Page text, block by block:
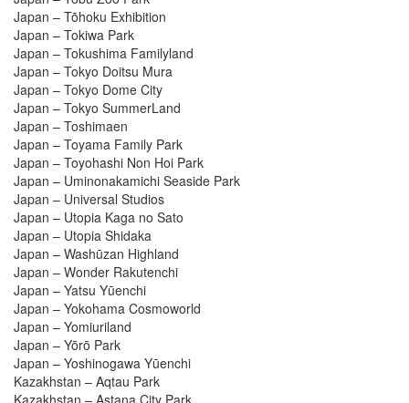
Japan – Tōhoku Exhibition
Japan – Tokiwa Park
Japan – Tokushima Familyland
Japan – Tokyo Doitsu Mura
Japan – Tokyo Dome City
Japan – Tokyo SummerLand
Japan – Toshimaen
Japan – Toyama Family Park
Japan – Toyohashi Non Hoi Park
Japan – Uminonakamichi Seaside Park
Japan – Universal Studios
Japan – Utopia Kaga no Sato
Japan – Utopia Shidaka
Japan – Washūzan Highland
Japan – Wonder Rakutenchi
Japan – Yatsu Yūenchi
Japan – Yokohama Cosmoworld
Japan – Yomiuriland
Japan – Yōrō Park
Japan – Yoshinogawa Yūenchi
Kazakhstan – Aqtau Park